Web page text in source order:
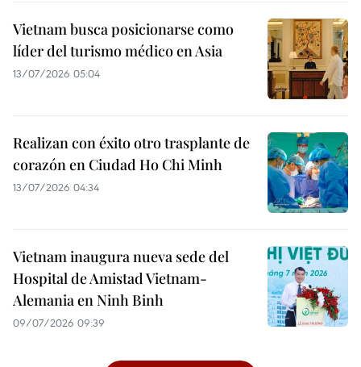
Vietnam busca posicionarse como
líder del turismo médico en Asia
13/07/2026 05:04
Realizan con éxito otro trasplante de
corazón en Ciudad Ho Chi Minh
13/07/2026 04:34
Vietnam inaugura nueva sede del
Hospital de Amistad Vietnam-
Alemania en Ninh Binh
09/07/2026 09:39